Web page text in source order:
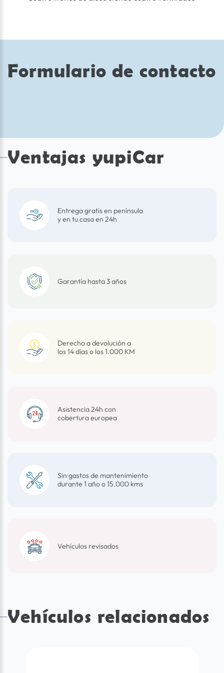
Formulario de contacto
Ventajas yupiCar
Entrega gratis en península
y en tu casa en 24h
Garantía hasta 3 años
Derecho a devolución a
los 14 días o los 1.000 KM
Asistencia 24h con
cobertura europea
Sin gastos de mantenimiento
durante 1 año o 15.000 kms
Vehículos revisados
Vehículos relacionados